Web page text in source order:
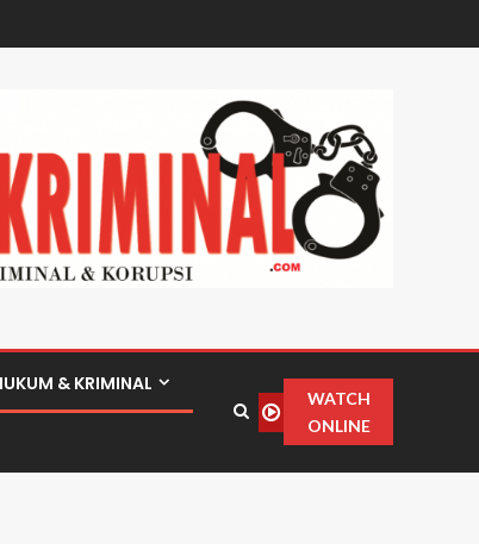
& KRIMINAL
WATCH
ONLINE